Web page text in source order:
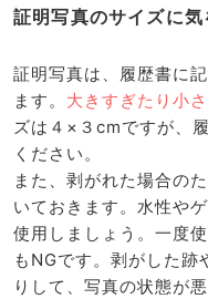
証明写真のサイズに気
証明写真は、履歴書に
ます。 大きすぎたり小
ズは４×３cmですが、
ください。
また、剥がれた場合の
いておきます。水性や
使用しましょう。一度
もNGです。剥がした跡
りして、写真の状態が